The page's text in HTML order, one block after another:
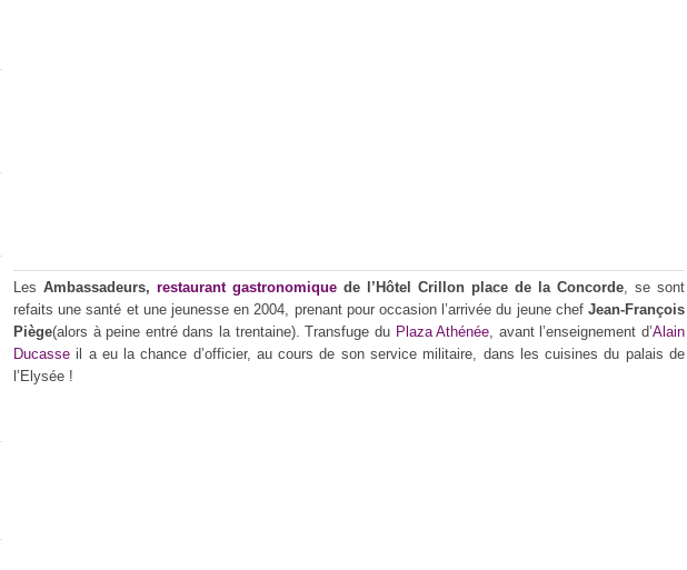
Les Ambassadeurs, restaurant gastronomique de l’Hôtel Crillon place de la Concorde , se sont
refaits une santé et une jeunesse en 2004, prenant pour occasion l’arrivée du jeune chef Jean-François
Piège(alors à peine entré dans la trentaine). Transfuge du Plaza Athénée , avant l’enseignement d’Alain
Ducasse il a eu la chance d’officier, au cours de son service militaire, dans les cuisines du palais de
l’Elysée !